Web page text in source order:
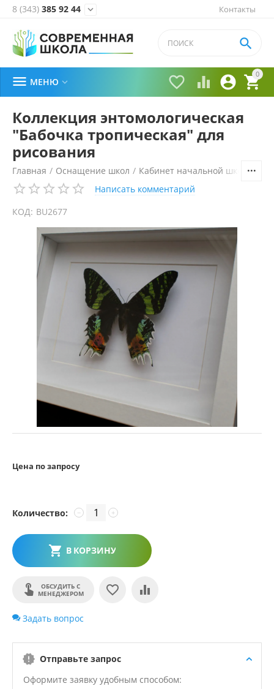
Контакты
8 (343) 385 92 44 
0


 

 МЕНЮ 
Коллекция энтомологическая
"Бабочка тропическая" для
рисования
Главная / Оснащение школ / Кабинет начальной школы
Написать комментарий
КОД: BU2677
Цена по запросу
Количество: +
−
В КОРЗИНУ
ОБСУДИТЬ С
МЕНЕДЖЕРОМ
Задать вопрос
Отправьте запрос
Оформите заявку удобным способом: